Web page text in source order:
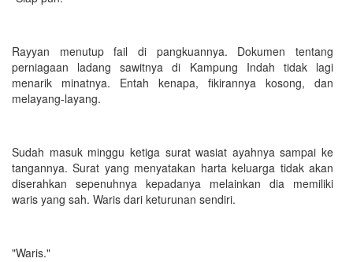
Rayyan menutup fail di pangkuannya. Dokumen tentang
perniagaan ladang sawitnya di Kampung Indah tidak lagi
menarik minatnya. Entah kenapa, fikirannya kosong, dan
melayang-layang.
Sudah masuk minggu ketiga surat wasiat ayahnya sampai ke
tangannya. Surat yang menyatakan harta keluarga tidak akan
diserahkan sepenuhnya kepadanya melainkan dia memiliki
waris yang sah. Waris dari keturunan sendiri.
"Waris."